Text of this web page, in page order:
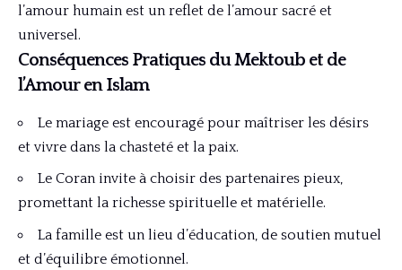
l’amour humain est un reflet de l’amour sacré et
universel.
Conséquences Pratiques du Mektoub et de
l’Amour en Islam
Le mariage est encouragé pour maîtriser les désirs
et vivre dans la chasteté et la paix.
Le Coran invite à choisir des partenaires pieux,
promettant la richesse spirituelle et matérielle.
La famille est un lieu d’éducation, de soutien mutuel
et d’équilibre émotionnel.